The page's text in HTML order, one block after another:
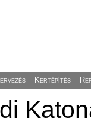
Kertépítés